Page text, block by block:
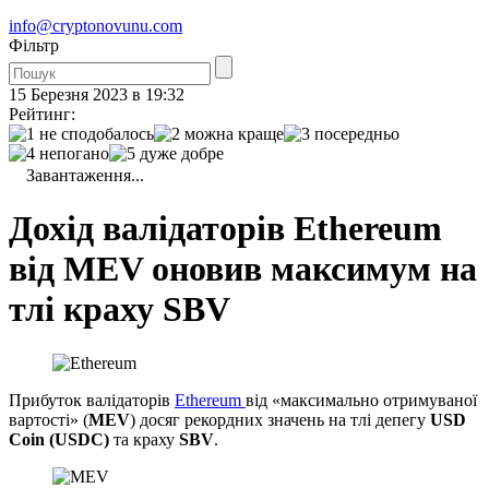
info@cryptonovunu.com
Фiльтр
15 Березня 2023 в 19:32
Рейтинг:
Завантаження...
Дохід валідаторів Ethereum
від MEV оновив максимум на
тлі краху SBV
Прибуток валідаторів Ethereum від «максимально отримуваної
вартості» (MEV) досяг рекордних значень на тлі депегу USD
Coin (USDC) та краху SBV.